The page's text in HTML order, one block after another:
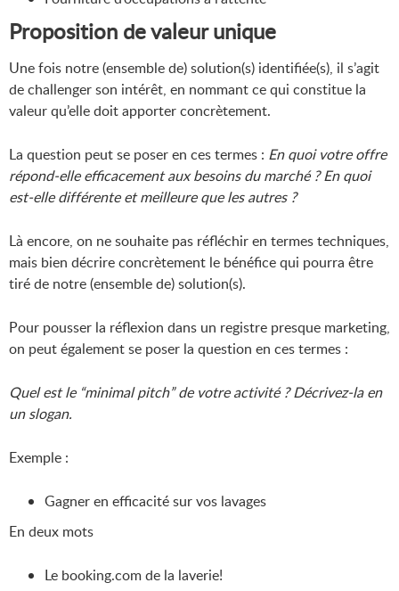
Proposition de valeur unique
Une fois notre (ensemble de) solution(s) identifiée(s), il s’agit
de challenger son intérêt, en nommant ce qui constitue la
valeur qu’elle doit apporter concrètement.
La question peut se poser en ces termes : En quoi votre offre
répond-elle efficacement aux besoins du marché ? En quoi
est-elle différente et meilleure que les autres ?
Là encore, on ne souhaite pas réfléchir en termes techniques,
mais bien décrire concrètement le bénéfice qui pourra être
tiré de notre (ensemble de) solution(s).
Pour pousser la réflexion dans un registre presque marketing,
on peut également se poser la question en ces termes :
Quel est le “minimal pitch” de votre activité ? Décrivez-la en
un slogan.
Exemple :
Gagner en efficacité sur vos lavages
En deux mots
Le booking.com de la laverie!